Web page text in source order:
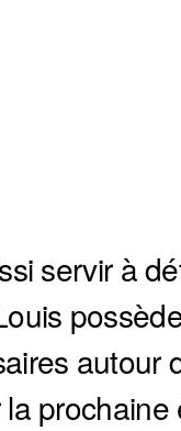
servir à
autour
prochaine